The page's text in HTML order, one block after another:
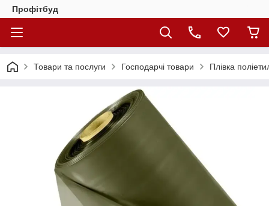
Профітбуд
Товари та послуги Господарчі товари Плівка